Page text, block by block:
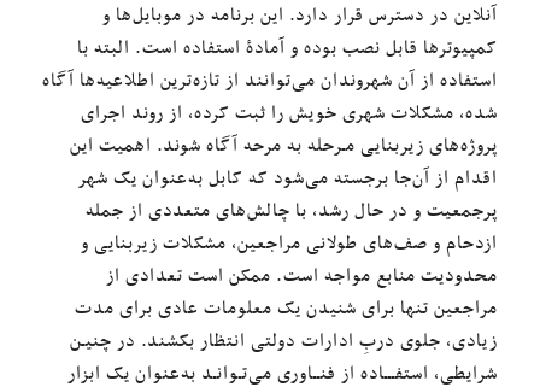
آنلاین در دسترس قرار دارد. این برنامه در موبایل‌ها و
کمپیوترها قابل نصب بوده و آمادهٔ استفاده است. البته با
استفاده از آن شهروندان می‌توانند از تازه‌ترین اطلاعیه‌ها آگاه
شده، مشکلات شهری خویش را ثبت کرده، از روند اجرای
پروژه‌های زیربنایی مـرحله به مرحه آگاه شوند. اهمیت این
اقدام از آن‌جا برجسته می‌شود که کابل به‌عنوان یک شهر
پرجمعیت و در حال رشد، با چالش‌های متعددی از جمله
ازدحام و صف‌های طولانی مراجعین، مشکلات زیربنایی و
محدودیت منابع مواجه است. ممکن است تعدادی از
مراجعین تنها برای شنیدن یک معلومات عادی برای مدت
زیادی، جلوی دربِ ادارات دولتی انتظار بکشند. در چنیـن
شرایطی، استفـــاده از فنــاوری می‌تـوانـد به‌عنوان یک ابزار